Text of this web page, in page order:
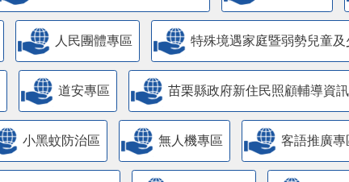
人民團體專區 特殊境遇家庭暨弱勢兒童
道安專區 苗栗縣政府新住民照顧輔導資
小黑蚊防治區 無人機專區 客語推廣專